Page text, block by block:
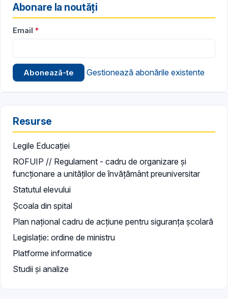
Abonare la noutăți
Email
Gestionează abonările existente
Resurse
Legile Educației
ROFUIP // Regulament - cadru de organizare și
funcționare a unităților de învățământ preuniversitar
Statutul elevului
Școala din spital
Plan național cadru de acțiune pentru siguranța școlară
Legislație: ordine de ministru
Platforme informatice
Studii și analize